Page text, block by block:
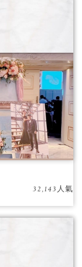
32,143人氣